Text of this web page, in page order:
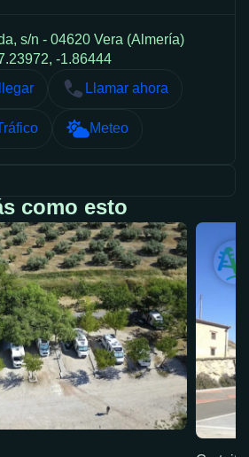
s/n - 04620 Vera (Almería)
-1.86444
Llamar ahora
Meteo
como esto